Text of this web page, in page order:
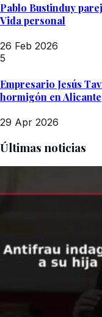
Pablo Bustinduy
Vida personal
26 Feb 2026
5
Empresario Jesús
hormigón en Alicante
29 Apr 2026
Últimas noticias